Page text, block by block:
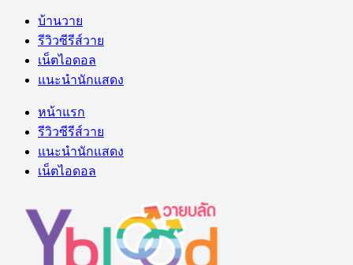
บ้านวาย
รีวิวซีรีส์วาย
เน็ตไอดอล
แนะนำนักแสดง
หน้าแรก
รีวิวซีรีส์วาย
แนะนำนักแสดง
เน็ตไอดอล